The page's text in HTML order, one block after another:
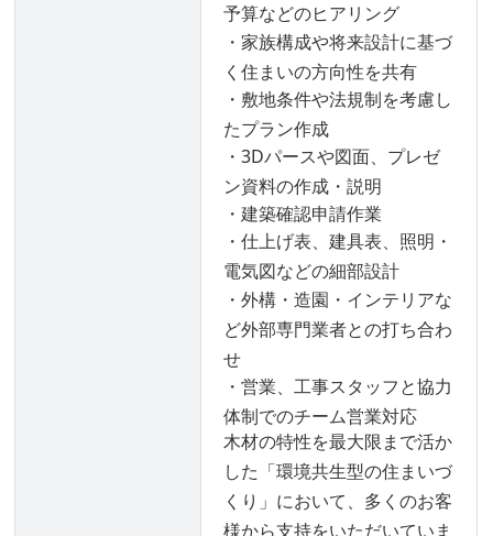
予算などのヒアリング
・家族構成や将来設計に基づ
く住まいの方向性を共有
・敷地条件や法規制を考慮し
たプラン作成
・3Dパースや図面、プレゼ
ン資料の作成・説明
・建築確認申請作業
・仕上げ表、建具表、照明・
電気図などの細部設計
・外構・造園・インテリアな
ど外部専門業者との打ち合わ
せ
・営業、工事スタッフと協力
体制でのチーム営業対応
木材の特性を最大限まで活か
した「環境共生型の住まいづ
くり」において、多くのお客
様から支持をいただいていま